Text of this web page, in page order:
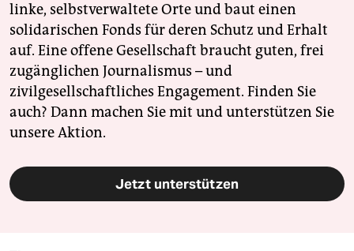
linke, selbstverwaltete Orte und baut einen
solidarischen Fonds für deren Schutz und Erhalt
auf. Eine offene Gesellschaft braucht guten, frei
zugänglichen Journalismus – und
zivilgesellschaftliches Engagement. Finden Sie
auch? Dann machen Sie mit und unterstützen Sie
unsere Aktion.
Jetzt unterstützen